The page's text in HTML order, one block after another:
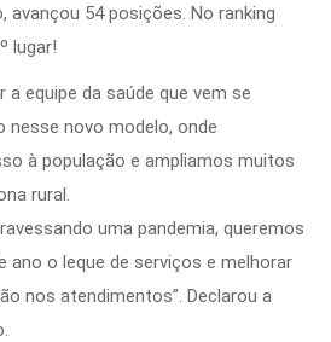
avançou 54 posições. No ranking
lugar!
a equipe da saúde que vem se
nesse novo modelo, onde
à população e ampliamos muitos
rural.
uma pandemia, queremos
ano o leque de serviços e melhorar
nos atendimentos”. Declarou a